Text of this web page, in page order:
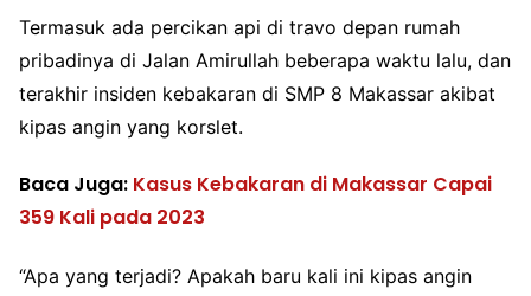
Termasuk ada percikan api di travo depan rumah
pribadinya di Jalan Amirullah beberapa waktu lalu, dan
terakhir insiden kebakaran di SMP 8 Makassar akibat
kipas angin yang korslet.
Baca Juga: Kasus Kebakaran di Makassar Capai
359 Kali pada 2023
“Apa yang terjadi? Apakah baru kali ini kipas angin